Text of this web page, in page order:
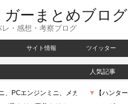
ガーまとめブログ
・感想・考察ブログ
サイト情報 ツイッター
人気記事